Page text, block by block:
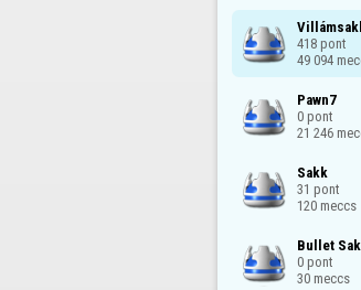
418 pont
49 094
Pawn7
0 pont
21 246
Sakk
31 pont
120 meccs
Bullet
0 pont
30 meccs